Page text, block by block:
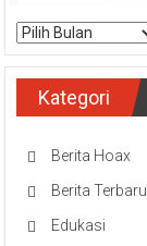
Arsip
Kategori
Berita Hoax
Berita Terbaru
Edukasi